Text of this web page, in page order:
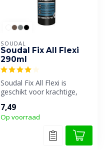
SOUDAL
Soudal Fix All Flexi
290ml
Soudal Fix All Flexi is
geschikt voor krachtige,
all...
7,49
Op voorraad